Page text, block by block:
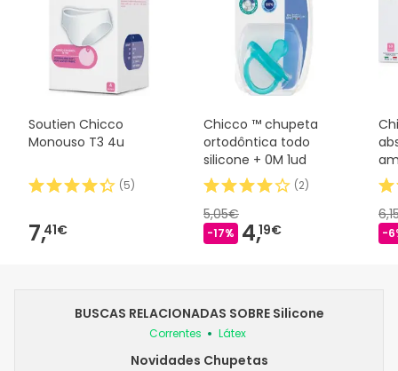
Soutien Chicco
Monouso T3 4u
(5)
7,41€
Chicco ™ chupeta
ortodôntica todo
silicone + 0M 1ud
(2)
5,05€
-17% 4,19€ -
BUSCAS RELACIONADAS SOBRE Silicone
Correntes Látex
Novidades Chupetas